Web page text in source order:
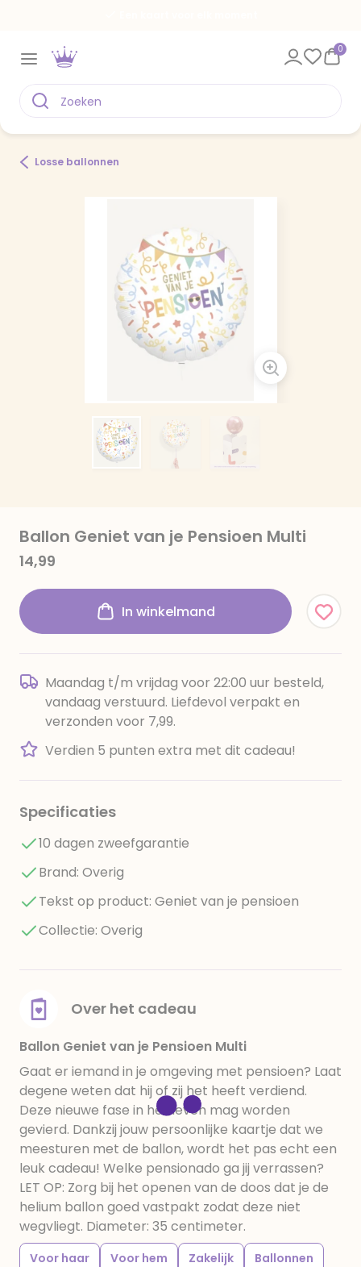
0
Losse ballonnen
Ballon Geniet van je Pensioen Multi
14,99
In winkelmand
Maandag t/m vrijdag voor 22:00 uur besteld,
vandaag verstuurd. Liefdevol verpakt en
verzonden voor 7,99.
Verdien 5 punten extra met dit cadeau!
Specificaties
10 dagen zweefgarantie
Brand: Overig
Tekst op product: Geniet van je pensioen
Collectie: Overig
Over het cadeau
Ballon Geniet van je Pensioen Multi
Gaat er iemand in je omgeving met pensioen? Laat
degene weten dat hij of zij het heeft verdiend.
Deze nieuwe fase in het leven mag worden
gevierd. Dankzij jouw persoonlijke kaartje dat we
meesturen met de ballon, wordt het pas echt een
leuk cadeau! Welke pensionado ga jij verrassen?
LET OP: Zorg bij het openen van de doos dat je de
helium ballon goed vastpakt zodat deze niet
wegvliegt. Diameter: 35 centimeter.
Voor haar Voor hem Zakelijk
Ballonnen